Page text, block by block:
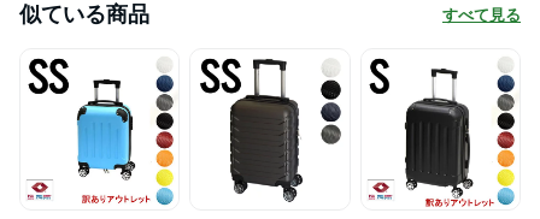
似ている商品 すべて見る